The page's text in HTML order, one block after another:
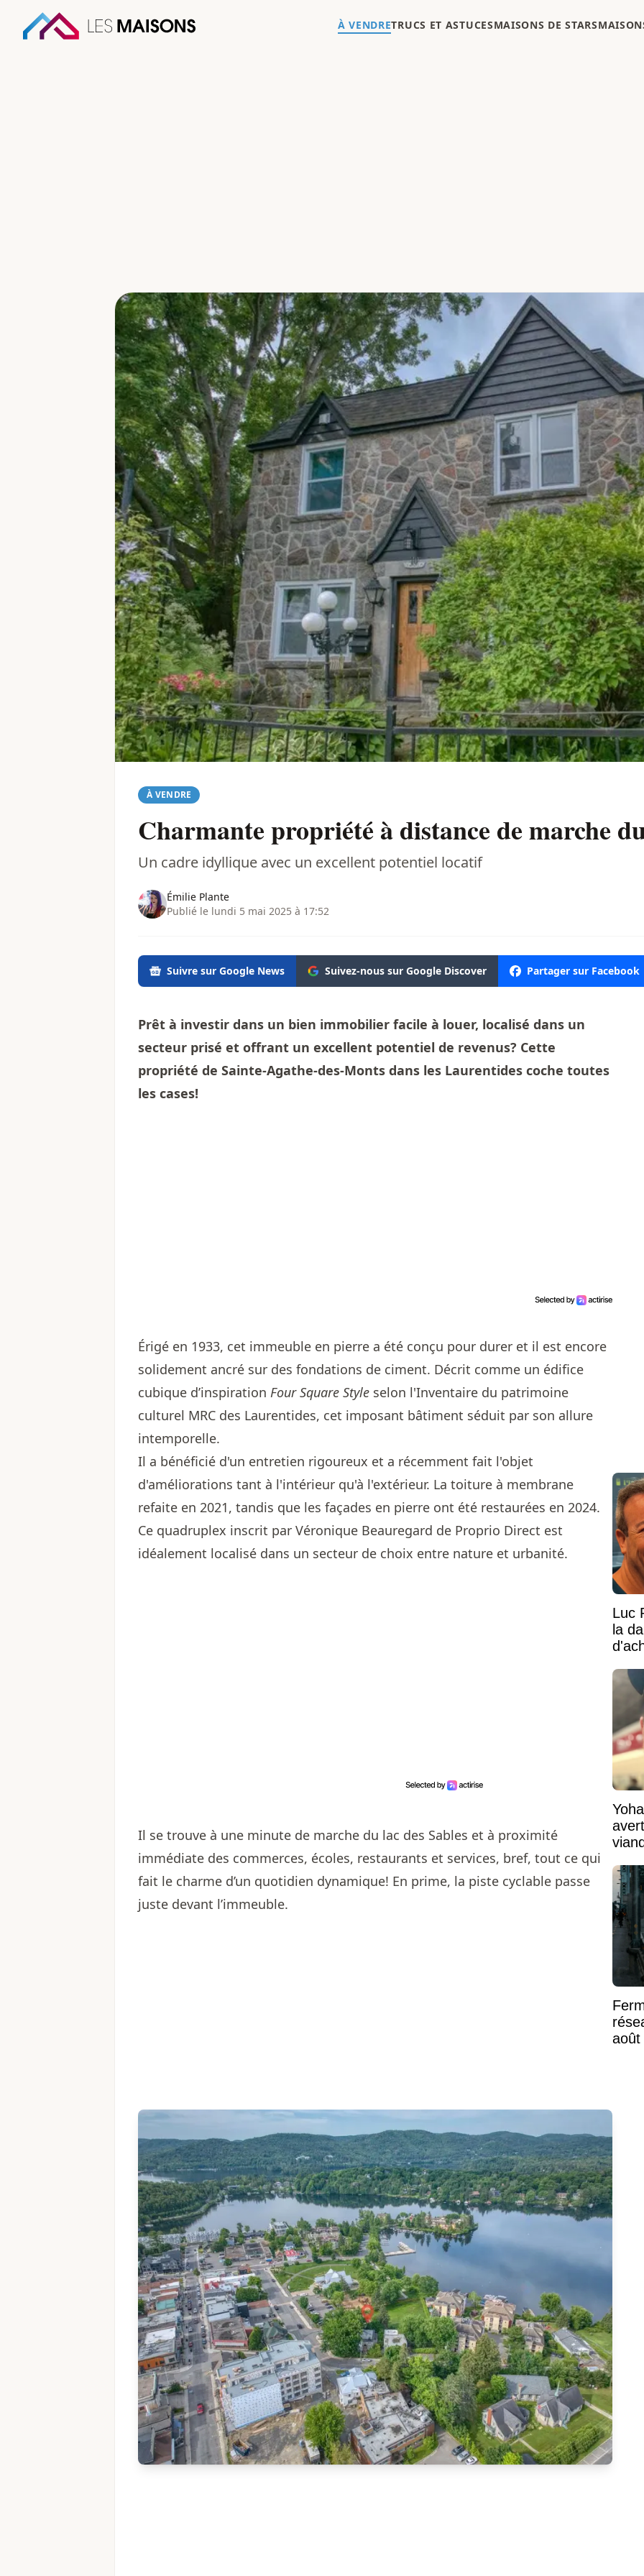
À VENDRETRUCS ET ASTUCESMAISONS DE STARS
À VENDRE
Charmante propriété à distance de marche
Un cadre idyllique avec un excellent potentiel locatif
Émilie Plante
Publié le lundi 5 mai 2025 à 17:52
Suivre sur Google News Suivez-nous sur Google Discover Partager sur Facebook
Prêt à investir dans un bien immobilier facile à louer, localisé dans un
secteur prisé et offrant un excellent potentiel de revenus? Cette
propriété de Sainte-Agathe-des-Monts dans les Laurentides coche toutes
les cases!
Érigé en 1933, cet immeuble en pierre a été conçu pour durer et il est encore
solidement ancré sur des fondations de ciment. Décrit comme un édifice
cubique d’inspiration Four Square Style selon l'Inventaire du patrimoine
culturel MRC des Laurentides, cet imposant bâtiment séduit par son allure
intemporelle.
Il a bénéficié d'un entretien rigoureux et a récemment fait l'objet
d'améliorations tant à l'intérieur qu'à l'extérieur. La toiture à membrane
refaite en 2021, tandis que les façades en pierre ont été restaurées en 2024.
Ce quadruplex inscrit par Véronique Beauregard de Proprio Direct est
idéalement localisé dans un secteur de choix entre nature et urbanité.
Il se trouve à une minute de marche du lac des Sables et à proximité
immédiate des commerces, écoles, restaurants et services, bref, tout ce qui
fait le charme d’un quotidien dynamique! En prime, la piste cyclable passe
juste devant l’immeuble.
Luc
la
août